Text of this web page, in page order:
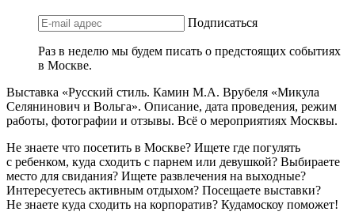
Подписаться
Раз в неделю мы будем писать о предстоящих событиях
в Москве.
Выставка «Русский стиль. Камин М.А. Врубеля «Микула
Селянинович и Вольга». Описание, дата проведения, режим
работы, фотографии и отзывы. Всё о мероприятиях Москвы.
Не знаете что посетить в Москве? Ищете где погулять
с ребенком, куда сходить с парнем или девушкой? Выбираете
место для свидания? Ищете развлечения на выходные?
Интересуетесь активным отдыхом? Посещаете выставки?
Не знаете куда сходить на корпоратив? Кудамоскоу поможет!